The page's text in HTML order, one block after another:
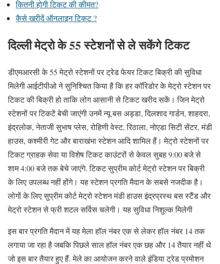
कितनी होगी टिकट की कीमत?
कैसे खरीदें ऑनलाइन टिकट ?
दिल्ली मेट्रो के 55 स्टेशनों से ले सकेंगे टिकट
डीएमआरसी के 55 मेट्रो स्टेशनों पर ट्रेड फेयर टिकट बिक्री की सुविधा
मिलेगी आईटीपीओ ने सुनिश्चित किया है कि हर कॉरिडोर के मेट्रो स्टेशन पर
टिकट की बिक्री हो ताकि लोग आसानी से टिकट खरीद सकें। जिन मेट्रो
स्टेशनों पर टिकटें बेची जाएंगी उनमें न्यू बस अड्डा, दिलशाद गार्डन, शाहदरा,
इंद्रलोक, नेताजी सुभाष प्लेस, रोहिणी वेस्ट, रिठाला, नोएडा सिटी सेंटर, मंडी
हाउस, कश्मीरी गेट और बाराखंभा स्टेशन आदि शामिल हैं। मेट्रो स्टेशनों पर
टिकट ग्राहक सेवा या विशेष टिकट काउंटरों से केवल सुबह 9:00 बजे से
शाम 4:00 बजे तक बेचे जाएंगे. टिकट सुप्रीम कोर्ट मेट्रो स्टेशन पर बिक्री
के लिए उपलब्ध नहीं होंगे। यह स्टेशन प्रगति मैदान के सबसे नजदीक है।
लोगों के लिए सुप्रीम कोर्ट मेट्रो स्टेशन मंडी हाउस इंद्रप्रस्थ बस स्टैंड और
मेट्रो स्टेशन से फ्री शटल सर्विस चलेगी। यह सुविधा निशुल्क मिलेगी
इस बार प्रगति मैदान में यह मेला हॉल नंबर एक से लेकर हॉल नंबर 14 तक
लगाया जा रहा है जबकि पिछले साल हॉल नंबर एक छह और 14 तैयार नहीं थे
जो इस बार तैयार हुए हैं. मेले का आयोजन करने वाले इंडिया ट्रेड प्रमोशन